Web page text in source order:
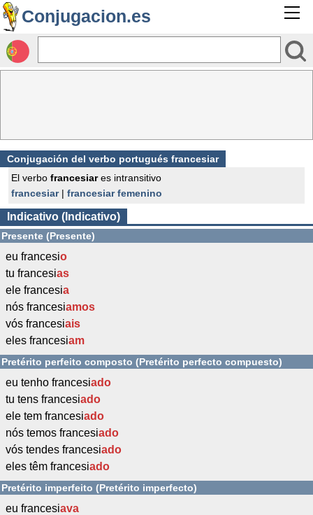
Conjugacion.es
Conjugación del verbo portugués francesiar
El verbo francesiares intransitivo
francesiar| francesiar femenino
Indicativo (Indicativo)
Presente (Presente)
eu francesio
tu francesias
ele francesia
nós francesiamos
vós francesiais
eles francesiam
Pretérito perfeito composto (Pretérito perfecto compuesto)
eu tenho francesiado
tu tens francesiado
ele tem francesiado
nós temos francesiado
vós tendes francesiado
eles têm francesiado
Pretérito imperfeito (Pretérito imperfecto)
eu francesiava